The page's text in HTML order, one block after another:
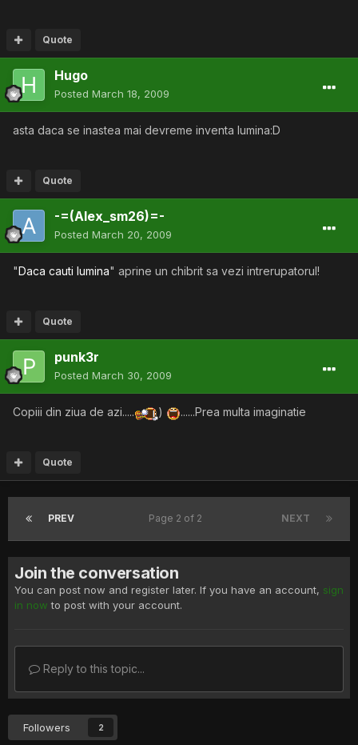
Quote
Hugo
Posted March 18, 2009
asta daca se inastea mai devreme inventa lumina:D
Quote
-=(Alex_sm26)=-
Posted March 20, 2009
"Daca cauti lumina" aprine un chibrit sa vezi intrerupatorul!
Quote
punk3r
Posted March 30, 2009
Copiii din ziua de azi..... ) ......Prea multa imaginatie
Quote
PREV NEXT
Page 2 of 2
Join the conversation
You can post now and register later. If you have an account, sign
in now to post with your account.
Reply to this topic...
Followers 2